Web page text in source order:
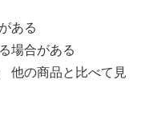
ある
場合がある
他の商品と比べて見